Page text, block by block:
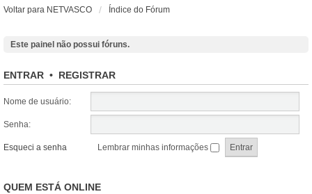
Voltar para NETVASCO Índice do Fórum
Este painel não possui fóruns.
ENTRAR • REGISTRAR
Nome de usuário:
Senha:
Esqueci a senha Lembrar minhas informações
QUEM ESTÁ ONLINE